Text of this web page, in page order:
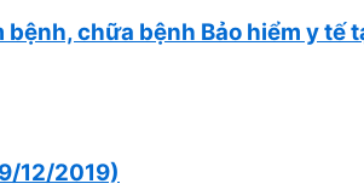
chữa bệnh Bảo hiểm y tế
12/2019)